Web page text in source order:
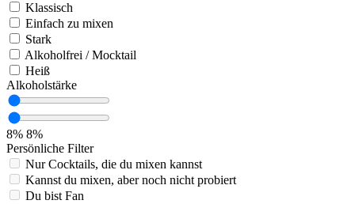
Klassisch
Einfach zu mixen
Stark
Alkoholfrei / Mocktail
Heiß
Alkoholstärke
8% 8%
Persönliche Filter
Nur Cocktails, die du mixen kannst
Kannst du mixen, aber noch nicht probiert
Du bist Fan